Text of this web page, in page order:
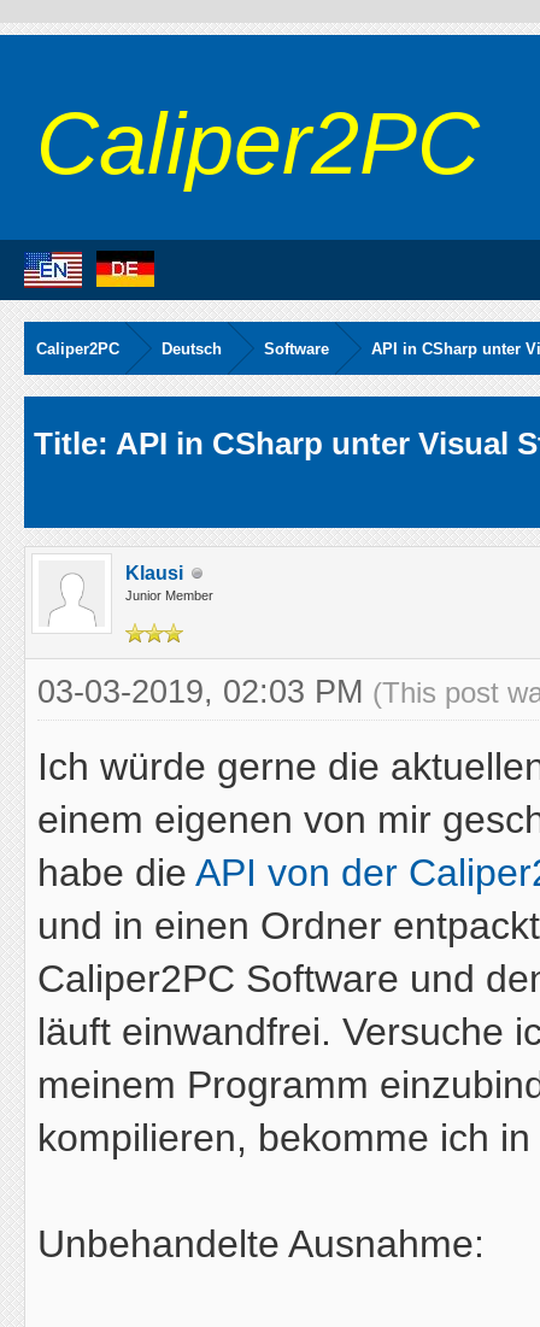
Caliper2PC
Caliper2PC Deutsch Software API in CSharp unter
Title: API in CSharp unter Visual
Klausi
Junior Member
03-03-2019, 02:03 PM (This post
Ich würde gerne die
einem eigenen von mir
habe die API von der
und in einen Ordner
Caliper2PC Software und
läuft einwandfrei. Versuche
meinem Programm
kompilieren, bekomme ich
Unbehandelte Ausnahme: